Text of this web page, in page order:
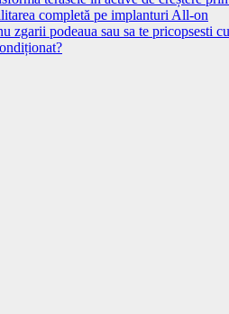
completă pe implanturi All-on
zgarii podeaua sau sa te pricopsesti